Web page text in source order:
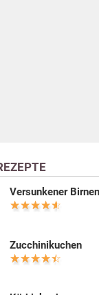
Versunkener
Zucchinikuchen